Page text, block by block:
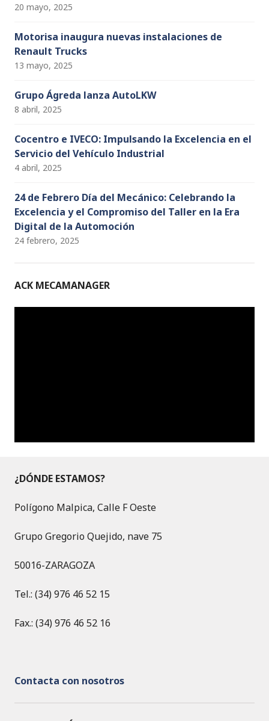
20 mayo, 2025
Motorisa inaugura nuevas instalaciones de
Renault Trucks
13 mayo, 2025
Grupo Ágreda lanza AutoLKW
8 abril, 2025
Cocentro e IVECO: Impulsando la Excelencia en el
Servicio del Vehículo Industrial
4 abril, 2025
24 de Febrero Día del Mecánico: Celebrando la
Excelencia y el Compromiso del Taller en la Era
Digital de la Automoción
24 febrero, 2025
ACK MECAMANAGER
¿DÓNDE ESTAMOS?
Polígono Malpica, Calle F Oeste
Grupo Gregorio Quejido, nave 75
50016-ZARAGOZA
Tel.: (34) 976 46 52 15
Fax.: (34) 976 46 52 16
Contacta con nosotros